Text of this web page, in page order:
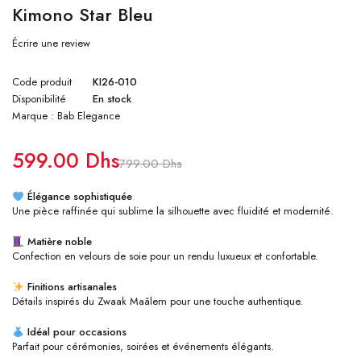
Kimono Star Bleu
Écrire une review
Code produit
KI26-010
Disponibilité
En stock
Marque : Bab Elegance
799.00Dhs
599.00 Dhs
Élégance sophistiquée
Une pièce raffinée qui sublime la silhouette avec fluidité et modernité.
Matière noble
Confection en velours de soie pour un rendu luxueux et confortable.
Finitions artisanales
Détails inspirés du Zwaak Maâlem pour une touche authentique.
Idéal pour occasions
Parfait pour cérémonies, soirées et événements élégants.